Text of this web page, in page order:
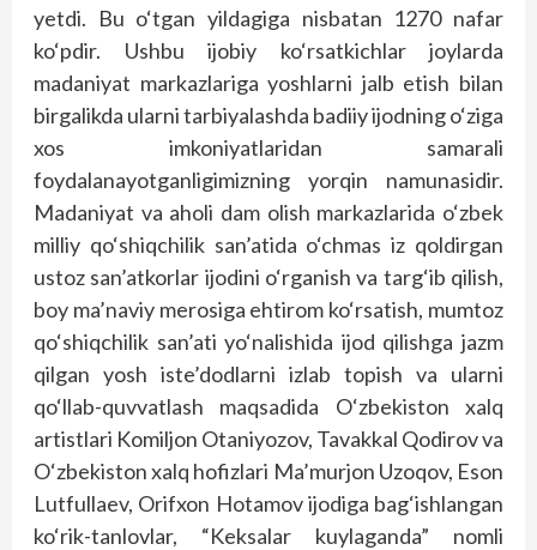
yetdi. Bu o‘tgan yildagiga nisbatan 1270 nafar
ko‘pdir. Ushbu ijobiy ko‘rsatkichlar joylarda
madaniyat markazlariga yoshlarni jalb etish bilan
birgalikda ularni tarbiyalashda badiiy ijodning o‘ziga
xos imkoniyatlaridan samarali
foydalanayotganligimizning yorqin namunasidir.
Madaniyat va aholi dam olish markazlarida o‘zbek
milliy qo‘shiqchilik san’atida o‘chmas iz qoldirgan
ustoz san’atkorlar ijodini o‘rganish va targ‘ib qilish,
boy ma’naviy merosiga ehtirom ko‘rsatish, mumtoz
qo‘shiqchilik san’ati yo‘nalishida ijod qilishga jazm
qilgan yosh iste’dodlarni izlab topish va ularni
qo‘llab-quvvatlash maqsadida O‘zbekiston xalq
artistlari Komiljon Otaniyozov, Tavakkal Qodirov va
O‘zbekiston xalq hofizlari Ma’murjon Uzoqov, Eson
Lutfullaev, Orifxon Hotamov ijodiga bag‘ishlangan
ko‘rik-tanlovlar, “Keksalar kuylaganda” nomli